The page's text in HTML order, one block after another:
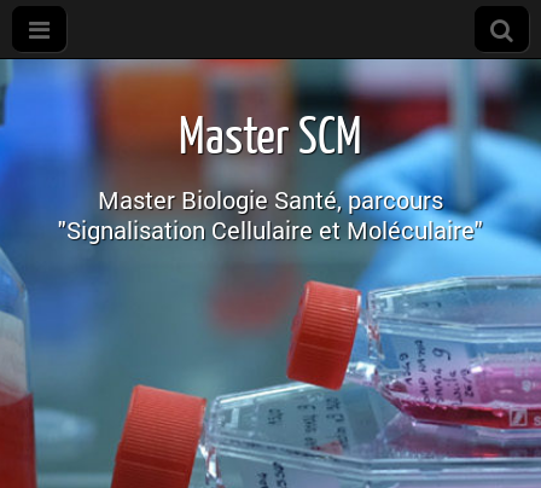
M2R
SCM
Master SCM
Master Biologie Santé, parcours
"Signalisation Cellulaire et Moléculaire"